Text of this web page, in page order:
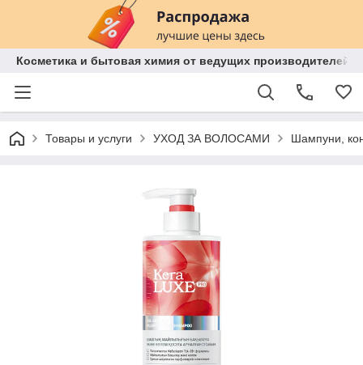
Косметика и бытовая химия от ведущих производителей
Товары и услуги УХОД ЗА ВОЛОСАМИ Шампуни,